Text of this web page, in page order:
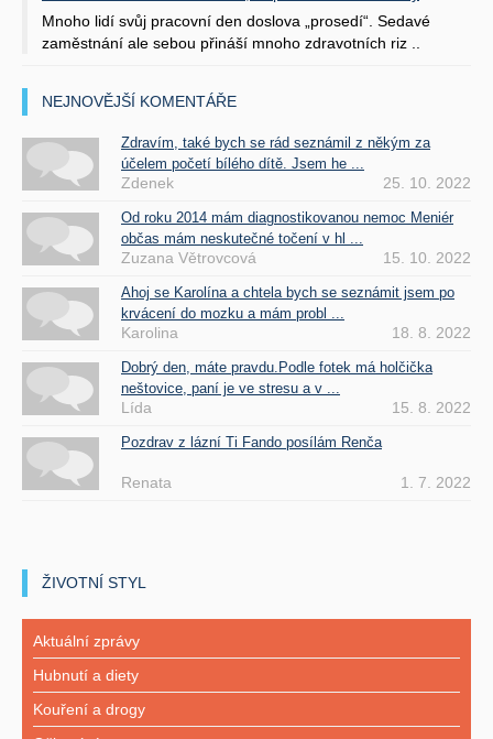
Mnoho lidí svůj pracovní den doslova „prosedí“. Sedavé
zaměstnání ale sebou přináší mnoho zdravotních riz ..
NEJNOVĚJŠÍ KOMENTÁŘE
Zdravím, také bych se rád seznámil z někým za
účelem početí bílého dítě. Jsem he ...
Zdenek 25. 10. 2022
Od roku 2014 mám diagnostikovanou nemoc Meniér
občas mám neskutečné točení v hl ...
Zuzana Větrovcová 15. 10. 2022
Ahoj se Karolína a chtela bych se seznámit jsem po
krvácení do mozku a mám probl ...
Karolina 18. 8. 2022
Dobrý den, máte pravdu.Podle fotek má holčička
neštovice, paní je ve stresu a v ...
Lída 15. 8. 2022
Pozdrav z lázní Ti Fando posílám Renča
Renata 1. 7. 2022
ŽIVOTNÍ STYL
Aktuální zprávy
Hubnutí a diety
Kouření a drogy